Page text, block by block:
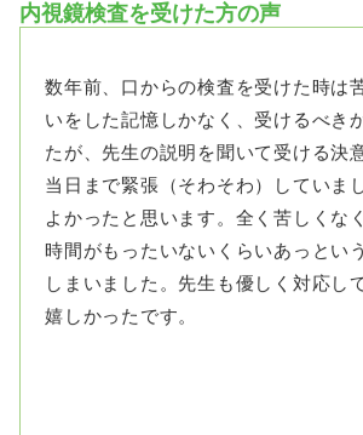
内視鏡検査を受けた方の声
数年前、口からの検査を受けた時は
いをした記憶しかなく、受けるべき
たが、先生の説明を聞いて受ける決
当日まで緊張（そわそわ）していま
よかったと思います。全く苦しくな
時間がもったいないくらいあっとい
しまいました。先生も優しく対応し
嬉しかったです。